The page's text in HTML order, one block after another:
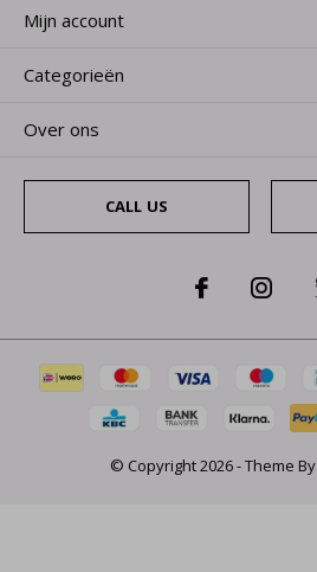
Mijn account
Categorieën
Over ons
CALL US
© Copyright2026- Theme By